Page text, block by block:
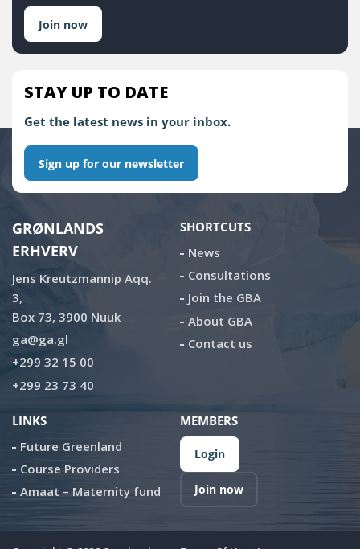
Join now
STAY UP TO DATE
Get the latest news in your inbox.
Sign up for our newsletter
GRØNLANDS
ERHVERV
Jens Kreutzmannip Aqq.
3,
Box 73, 3900 Nuuk
ga@ga.gl
+299 32 15 00
+299 23 73 40
SHORTCUTS
News
Consultations
Join the GBA
About GBA
Contact us
LINKS
Future Greenland
Course Providers
Amaat – Maternity fund
MEMBERS
Login
Join now